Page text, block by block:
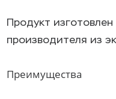
Продукт
производителя из
Преимущества